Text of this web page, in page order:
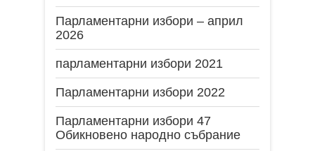
Парламентарни избори – април
2026
парламентарни избори 2021
Парламентарни избори 2022
Парламентарни избори 47
Обикновено народно събрание